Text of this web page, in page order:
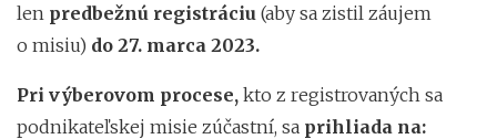
len predbežnú registráciu (aby sa zistil záujem
o misiu) do 27. marca 2023.
Pri výberovom procese, kto z registrovaných sa
podnikateľskej misie zúčastní, sa prihliada na: